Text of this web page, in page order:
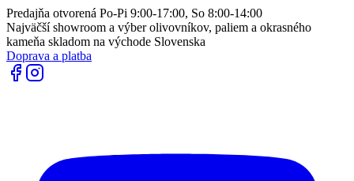
Predajňa otvorená Po-Pi 9:00-17:00, So 8:00-14:00
Najväčší showroom a výber olivovníkov, paliem a okrasného
kameňa skladom na východe Slovenska
Doprava a platba